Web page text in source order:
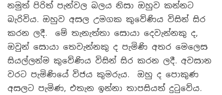
නමුත් පිරිත් පැන්වල බලය නිසා ඔහුව කන්නට
බැරිවිය. ඔහුව අසල උමගක කුවේණිය විසින් සිර
කරන ලදී. මේ තැනැත්තා සොයා දෙවැන්නකු ද,
ඔවුන් සොයා තෙවැන්නකු ද පැමිණි අතර මෙලෙස
සියල්ලන්ම කුවේණිය විසින් සිර කරන ලදී. අවසාන
වරට පැමිණියේ විජය කුමරුය. ඔහු ද පොකුණ
අසලට පැමිණ, එතැන ඉන්නා තාපසියත් දුටුවේය.